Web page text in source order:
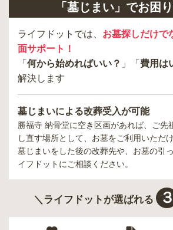
「墓じまい」でお困
ライフドットでは、 お墓探しだけで
面サポート！
「 何から始めればいい？ 」「 費用は
解決します
墓じまいによる改葬受入が可能
勝福寺 納骨堂に空き区画があれば、ご先
し直す場所として、お墓をご利用いただけ
墓じまいをした後の改葬先や、お墓の引
イフドットにご相談ください。
＼ライフドットが選ばれる ３